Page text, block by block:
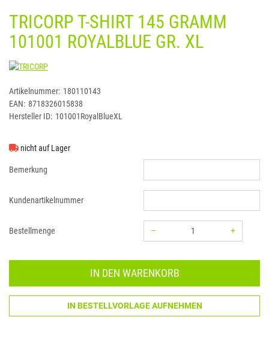
TRICORP T-SHIRT 145 GRAMM
101001 ROYALBLUE GR. XL
TRICORP
Artikelnummer: 180110143
EAN: 8718326015838
Hersteller ID: 101001RoyalBlueXL
nicht auf Lager
Bemerkung
Kundenartikelnummer
Bestellmenge –
+
IN DEN WARENKORB
IN BESTELLVORLAGE AUFNEHMEN